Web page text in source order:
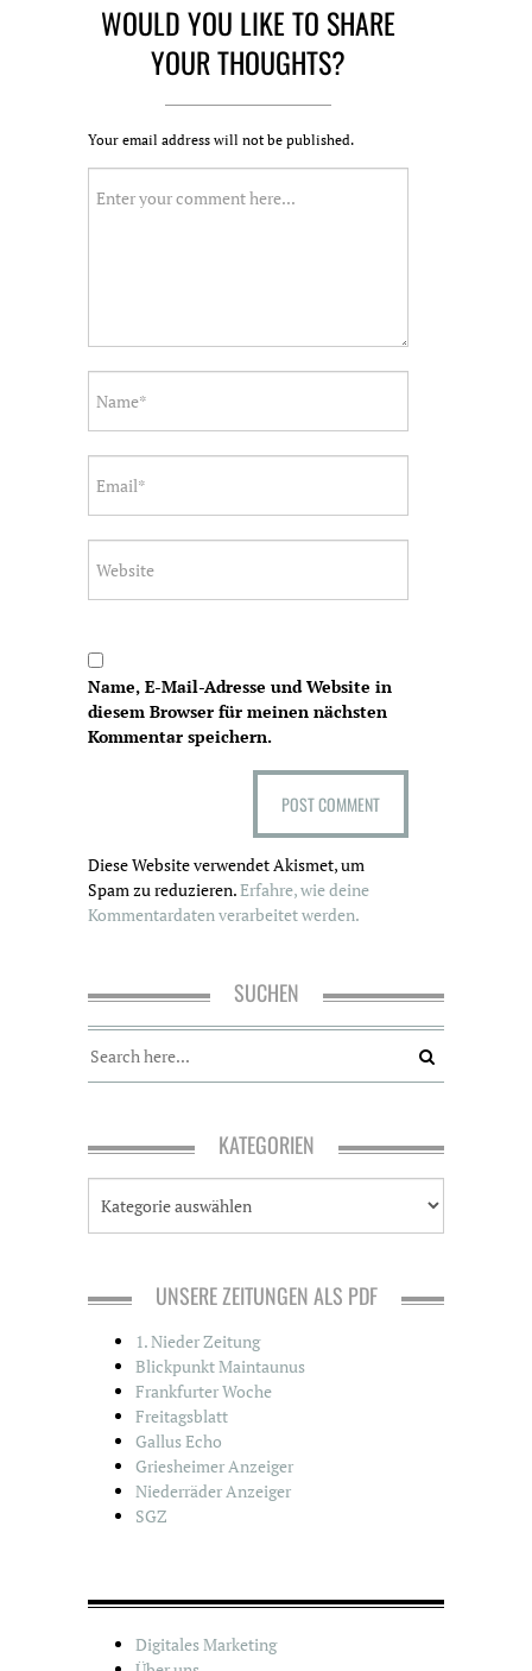
WOULD YOU LIKE TO SHARE
YOUR THOUGHTS?
Your email address will not be published.
Name, E-Mail-Adresse und Website in
diesem Browser für meinen nächsten
Kommentar speichern.
Diese Website verwendet Akismet, um
Spam zu reduzieren.Erfahre, wie deine
Kommentardaten verarbeitet werden.
SUCHEN
KATEGORIEN
t
UNSERE ZEITUNGEN ALS PDF
1. Nieder Zeitung
Blickpunkt Maintaunus
Frankfurter Woche
Freitagsblatt
Gallus Echo
Griesheimer Anzeiger
Niederräder Anzeiger
SGZ
Digitales Marketing